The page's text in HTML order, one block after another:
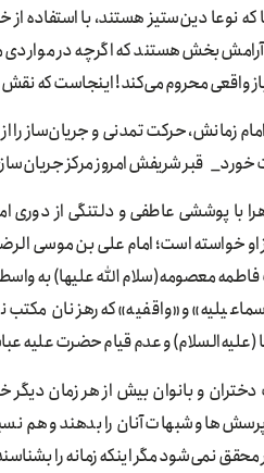
نوعا دین‌ستیز هستند، با استفاده
هستند که اگرچه در
واقعی محروم می‌کند! اینجاست که نقش
زمانش، حرکت تمدنی و جریان‌ساز را
قبر شریفش امروز مرکز
با پوششی عاطفی و دلتنگی از دوری
خواسته است؛ امام علی بن موسی
معصومه(سلام الله علیها) به
و «واقفیه» که رهزنان
(علیه‌السلام) و عدم قیام حضرت علیه
و بانوان بیش از هر زمان
و شبهات آنان را بدهند و هم
محقق نمی‌شود مگر اینکه زمانه را